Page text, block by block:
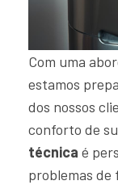
Com uma
estamos
dos nossos
conforto de
técnica é
problemas de